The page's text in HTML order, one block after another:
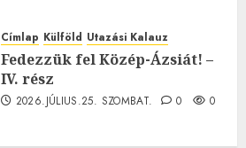
Címlap Külföld Utazási Kalauz
Fedezzük fel Közép-Ázsiát! –
IV. rész
2026.JÚLIUS.25. SZOMBAT. 0 0